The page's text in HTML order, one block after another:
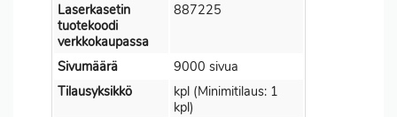
Laserkasetin
tuotekoodi
verkkokaupassa
887225
Sivumäärä
9000 sivua
Tilausyksikkö
kpl (Minimitilaus: 1
kpl)